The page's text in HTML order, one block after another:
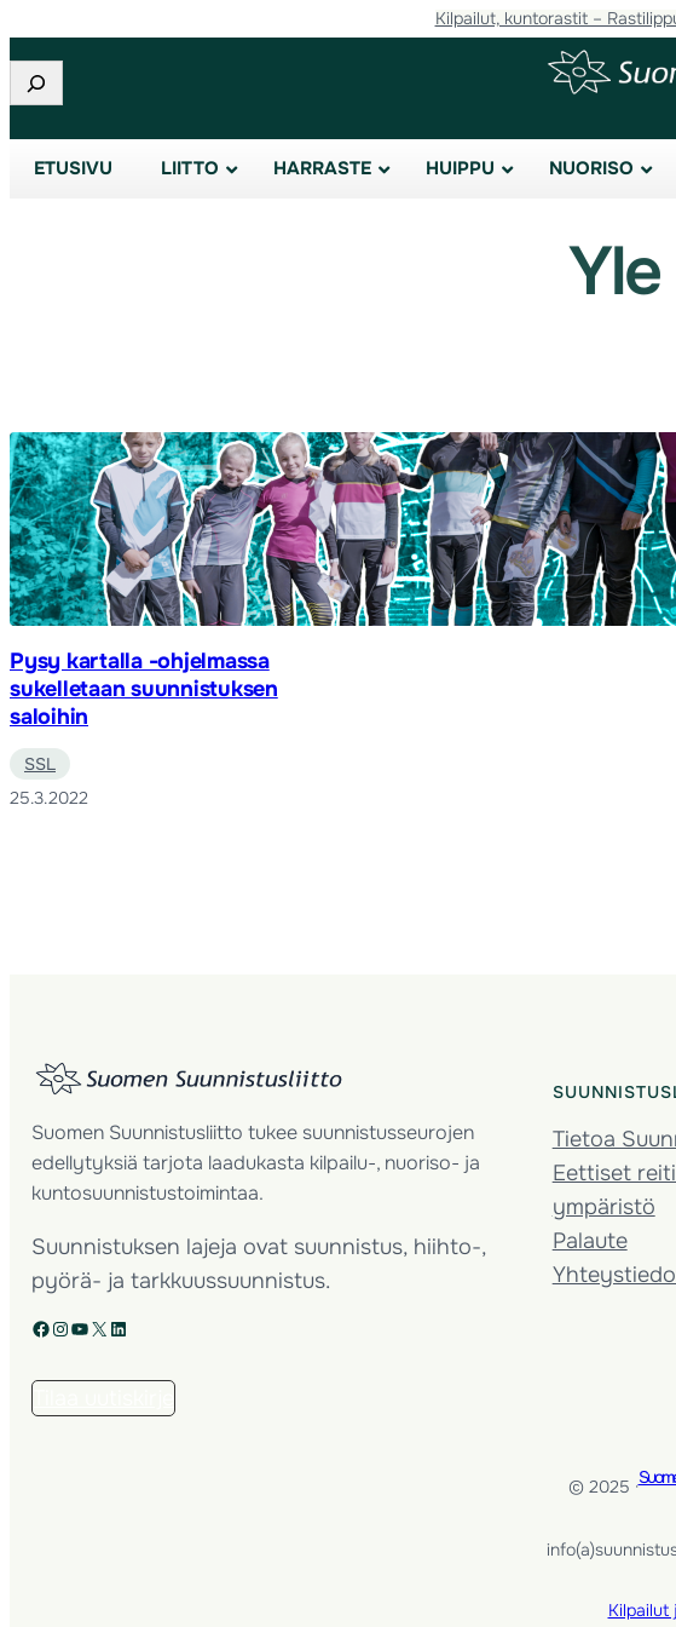
sisältöön
Kilpailut, kuntorastit –
Etsi
ETUSIVU LIITTO HARRASTE HUIPPU NUORISO
Pysy kartalla -ohjelmassa
sukelletaan suunnistuksen
saloihin
SSL
25.3.2022
Suomen Suunnistusliitto tukee suunnistusseurojen
edellytyksiä tarjota laadukasta kilpailu-, nuoriso- ja
kuntosuunnistustoimintaa.
Suunnistuksen lajeja ovat suunnistus, hiihto-,
pyörä- ja tarkkuussuunnistus.
Facebook Instagram YouTube X LinkedIn
Tietoa
Eettiset
ympäristö
Palaute
© 2025 ·
Kilpailut